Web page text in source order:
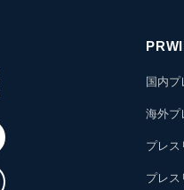
国内
海外プ
プレス
プレス